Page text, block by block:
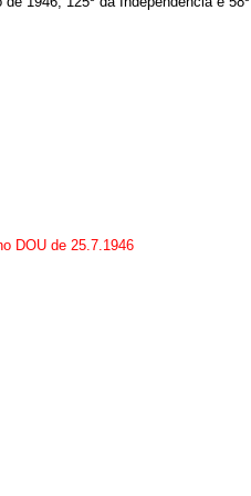
DOU de 25.7.1946